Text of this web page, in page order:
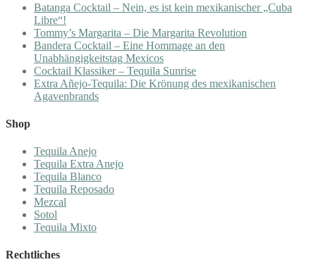
Batanga Cocktail – Nein, es ist kein mexikanischer „Cuba
Libre“!
Tommy’s Margarita – Die Margarita Revolution
Bandera Cocktail – Eine Hommage an den
Unabhängigkeitstag Mexicos
Cocktail Klassiker – Tequila Sunrise
Extra Añejo-Tequila: Die Krönung des mexikanischen
Agavenbrands
Shop
Tequila Anejo
Tequila Extra Anejo
Tequila Blanco
Tequila Reposado
Mezcal
Sotol
Tequila Mixto
Rechtliches